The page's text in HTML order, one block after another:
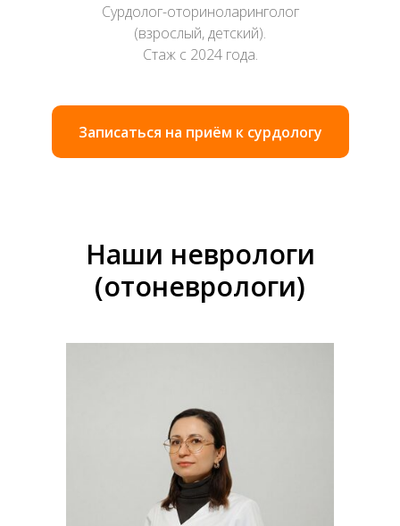
Сурдолог-оториноларинголог
(взрослый, детский).
Стаж с 2024 года.
Записаться на приём к сурдологу
Наши неврологи
(отоневрологи)